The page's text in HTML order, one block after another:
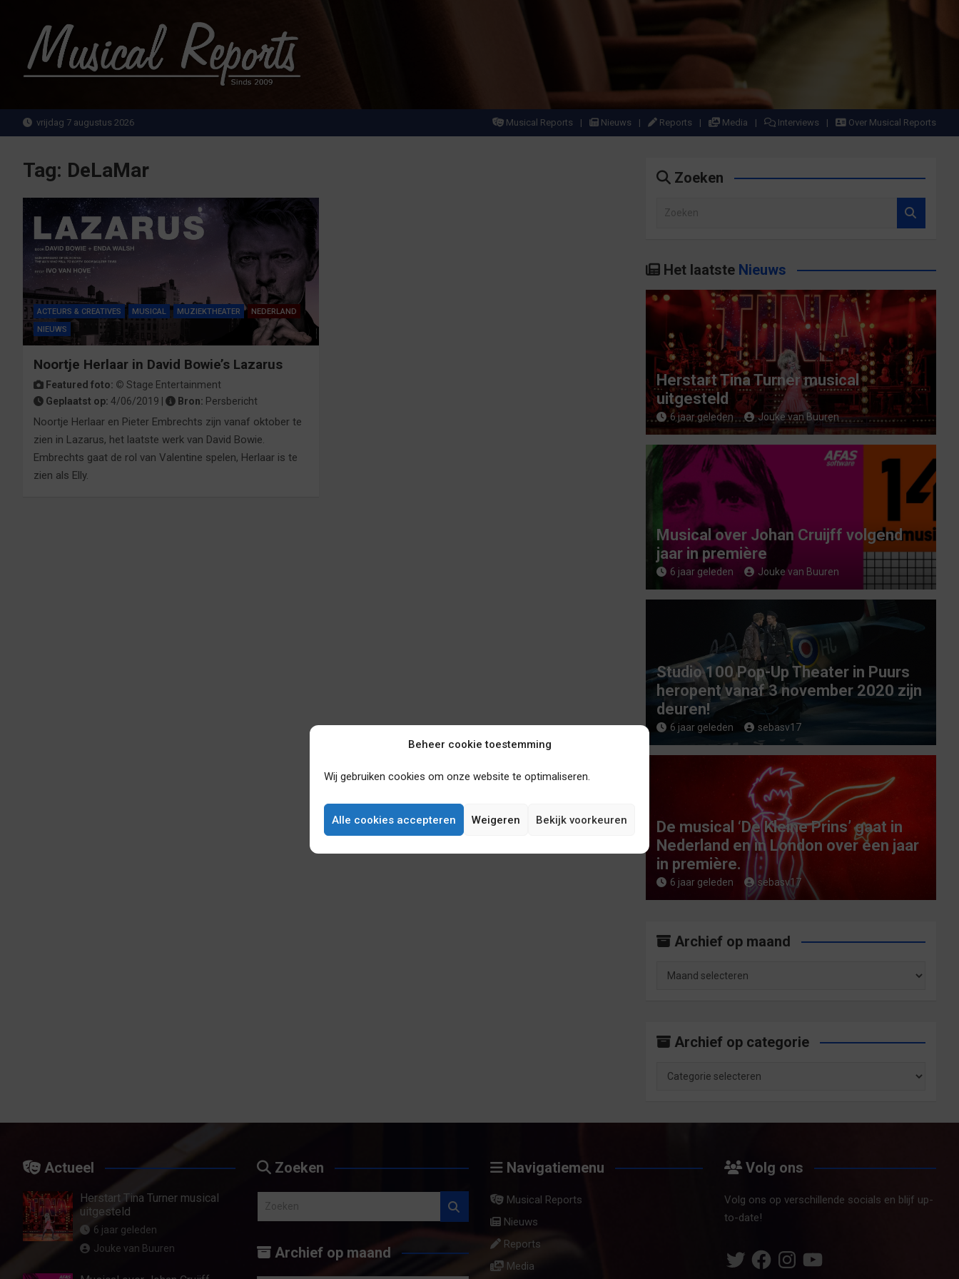
Beheer cookie toestemming
Wij gebruiken cookies om onze website te optimaliseren.
Alle cookies accepteren Weigeren Bekijk voorkeuren
inhoud
MusicalReports.nl
vrijdag 7 augustus 2026 Musical Reports Nieuws Reports Media Interviews Over Musical Reports
Tag: DeLaMar
ACTEURS & CREATIVES MUSICAL MUZIEKTHEATER
NEDERLAND
NIEUWS
Noortje Herlaar in David Bowie’s Lazarus
Featured foto: © Stage Entertainment
Geplaatst op: 4/06/2019 | Bron: Persbericht
Noortje Herlaar en Pieter Embrechts zijn vanaf oktober te
zien in Lazarus, het laatste werk van David Bowie.
Embrechts gaat de rol van Valentine spelen, Herlaar is te
zien als Elly.
Zoeken
e
n
Het laatste Nieuws
Herstart Tina Turner musical
uitgesteld
6 jaar geleden Jouke van Buuren
Musical over Johan Cruijff volgend
jaar in première
6 jaar geleden Jouke van Buuren
Studio 100 Pop-Up Theater in Puurs
heropent vanaf 3 november 2020 zijn
deuren!
6 jaar geleden sebasv17
De musical ‘De Kleine Prins’ gaat in
Nederland en in London over een jaar
in première.
6 jaar geleden sebasv17
Archief op maand
Archief op categorie
categorie
Actueel
Herstart Tina Turner musical
uitgesteld
6 jaar geleden
Jouke van Buuren
Zoeken
k
Archief op maand
Navigatiemenu
Musical Reports
Nieuws
Reports
Media
Volg ons
Volg ons op verschillende socials en blijf up-
to-date!
TwitterFacebookInstagram
YouTube